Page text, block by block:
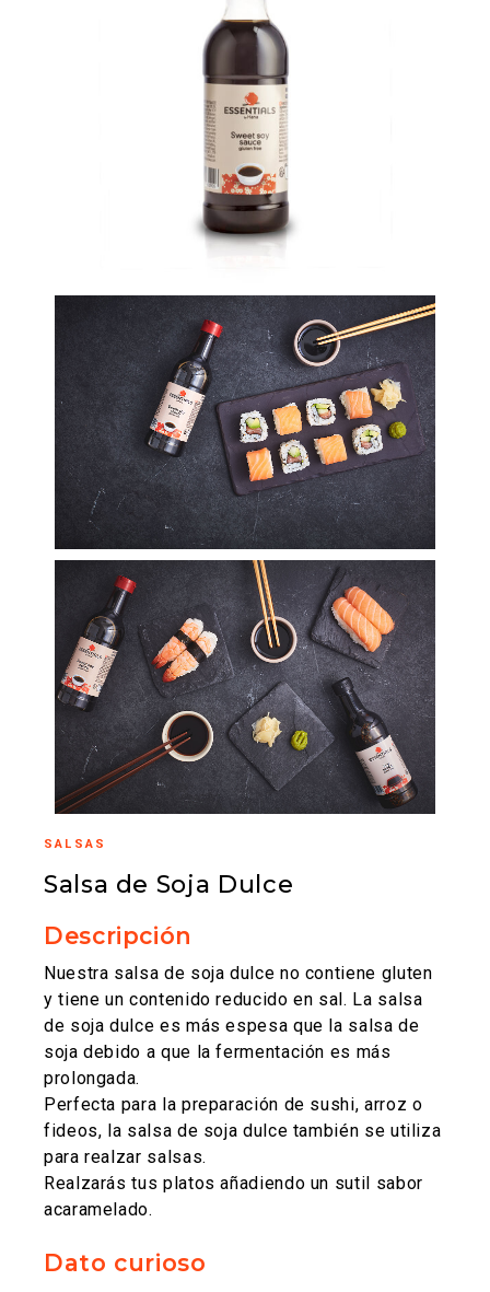
SALSAS
Salsa de Soja Dulce
Descripción
Nuestra salsa de soja dulce no contiene gluten
y tiene un contenido reducido en sal. La salsa
de soja dulce es más espesa que la salsa de
soja debido a que la fermentación es más
prolongada.
Perfecta para la preparación de sushi, arroz o
fideos, la salsa de soja dulce también se utiliza
para realzar salsas.
Realzarás tus platos añadiendo un sutil sabor
acaramelado.
Dato curioso